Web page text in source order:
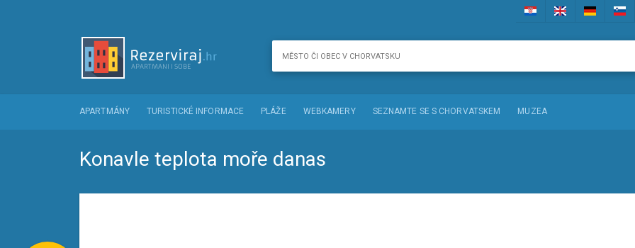
APARTMÁNY TURISTICKÉ INFORMACE PLÁŽE WEBKAMERY SEZNAMTE SE S CHORVATSKEM MUZEA
ShareFacebook
Konavle teplota moře danas